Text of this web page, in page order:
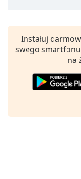
Family
End
Instałuj
swego
na